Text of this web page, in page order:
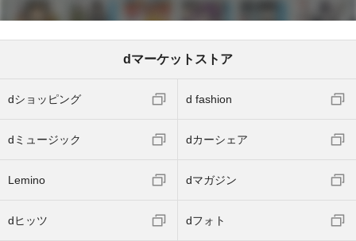
dマーケットストア
dショッピング d fashion
dミュージック dカーシェア
Lemino dマガジン
dヒッツ dフォト